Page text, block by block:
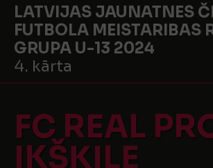
LATVIJAS JAUNATNES
FUTBOLA MEISTARIBAS
GRUPA U-13 2024
4. kārta
FC REAL
IKŠĶILE